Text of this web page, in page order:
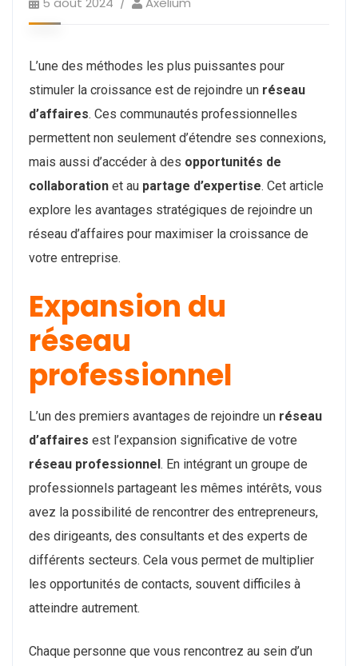
L’une des méthodes les plus puissantes pour
stimuler la croissance est de rejoindre un réseau
d’affaires. Ces communautés professionnelles
permettent non seulement d’étendre ses connexions,
mais aussi d’accéder à des opportunités de
collaboration et au partage d’expertise. Cet article
explore les avantages stratégiques de rejoindre un
réseau d’affaires pour maximiser la croissance de
votre entreprise.
Expansion du
réseau
professionnel
L’un des premiers avantages de rejoindre un réseau
d’affaires est l’expansion significative de votre
réseau professionnel. En intégrant un groupe de
professionnels partageant les mêmes intérêts, vous
avez la possibilité de rencontrer des entrepreneurs,
des dirigeants, des consultants et des experts de
différents secteurs. Cela vous permet de multiplier
les opportunités de contacts, souvent difficiles à
atteindre autrement.
Chaque personne que vous rencontrez au sein d’un